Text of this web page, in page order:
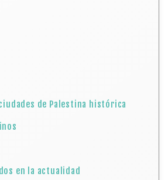
de Palestina histórica
en la actualidad